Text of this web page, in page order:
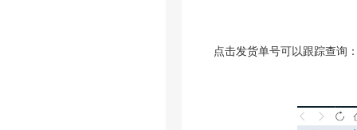
点击发货单号可以跟踪查询